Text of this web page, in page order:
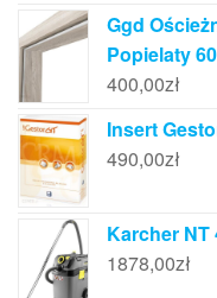
Ggd
Popielaty
400,00zł
Insert
490,00zł
Karcher NT
1878,00zł